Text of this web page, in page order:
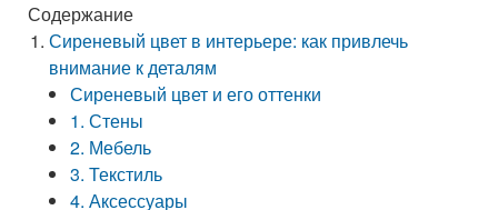
Содержание
Сиреневый цвет в интерьере: как привлечь
внимание к деталям
Сиреневый цвет и его оттенки
1. Стены
2. Мебель
3. Текстиль
4. Аксессуары